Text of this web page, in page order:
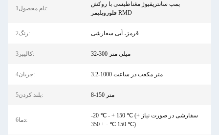
1نام محصول:
پمپ سانتریفیوژ مغناطیسی با روکش
فلوروپلیمر RMD
2رنگ: قرمز، آبی سفارشی
3کالیبر: 32-300 میلی متر
4جریان: 3.2-1000 متر مکعب در ساعت
5بلند کردن: 8-150 متر
6دما:
-20 ℃ - + 150 ℃ (سفارشی در صورت نیاز +
150 ℃ - + 350 ℃)